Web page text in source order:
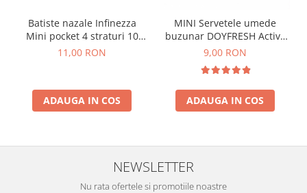
Batiste nazale Infinezza
Mini pocket 4 straturi 10
pachete/set
11,00 RON
ADAUGA IN COS
MINI Servetele umede
buzunar DOYFRESH Active
Antiperspirant – 8 pachete
9,00 RON
ADAUGA IN COS
NEWSLETTER
Nu rata ofertele si promotiile noastre